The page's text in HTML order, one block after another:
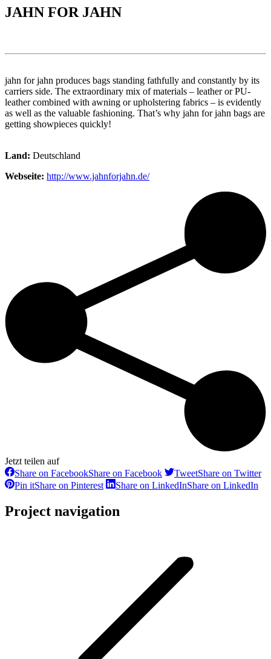
JAHN FOR JAHN
jahn for jahn produces bags standing fathfully and constantly by its
carriers side. The extraordinary mix of materials – leather or PU-
leather combined with awning or upholstering fabrics – is evidently
as well as the valuable fashioning. That’s why jahn for jahn bags are
getting showpieces quickly!
Land: Deutschland
Webseite: http://www.jahnforjahn.de/
Jetzt teilen auf
Share on FacebookShare on Facebook TweetShare on Twitter
Pin itShare on Pinterest Share on LinkedInShare on LinkedIn
Project navigation